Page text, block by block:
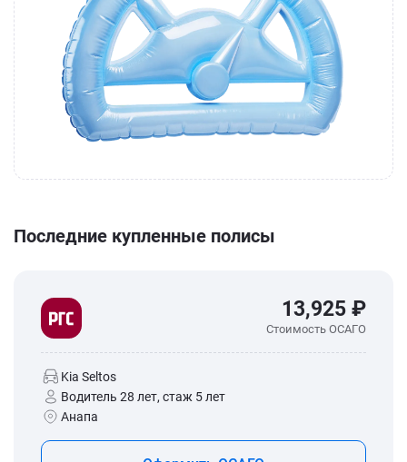
Последние купленные полисы
13,925 ₽
Стоимость ОСАГО
Kia Seltos
Водитель 28 лет, стаж 5 лет
Анапа